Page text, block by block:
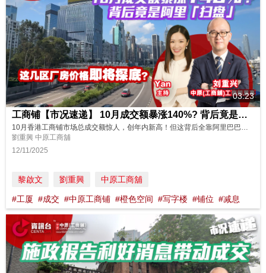
03:23
工商铺【市况速递】 10月成交额暴涨140%? 背后竟是阿里“扫盘”！ 这几区厂房价格即将探底?
劉重興 中原工商舖
12/11/2025
黎啟文 劉重興 中原工商舖
#工厦 #成交 #中原工商铺 #橙色空间 #写字楼 #铺位 #减息